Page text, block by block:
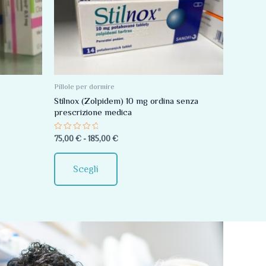
Pillole per dormire
Stilnox (Zolpidem) 10 mg ordina senza
prescrizione medica
Valutato
0
su
5
75,00 € - 185,00 €
a
185,00 €
Scegli
più
varianti.
Le
opzioni
scelte
nella